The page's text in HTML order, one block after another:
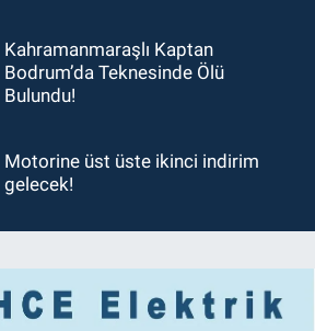
Kahramanmaraşlı Kaptan
Bodrum’da Teknesinde Ölü
Bulundu!
Motorine üst üste ikinci indirim
gelecek!